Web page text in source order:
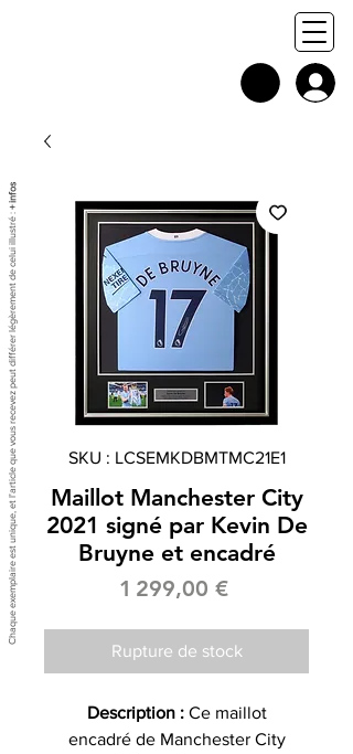
SKU : LCSEMKDBMTMC21E1
Maillot Manchester City
2021 signé par Kevin De
Bruyne et encadré
1 299,00 €Prix
Rupture de stock
Description :Ce maillot
encadré de Manchester City
Chaque exemplaire est unique, et l'article que vous recevez peut différer légèrement de celui illustré :
+ infos